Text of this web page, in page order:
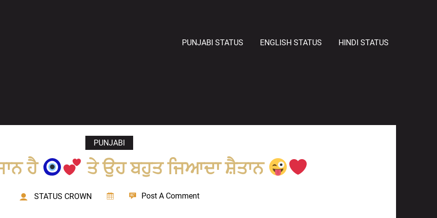
PUNJABI STATUS
ENGLISH STATUS HINDI STATUS
PUNJABI
ਹੈ ਤੇ ਉਹ ਬਹੁਤ ਜਿਆਦਾ ਸ਼ੈਤਾਨ
STATUS CROWN
Post A Comment